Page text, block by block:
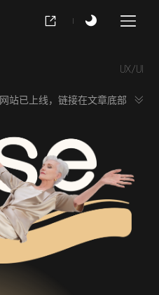
UX/UI
网站已上线，链接在文章底部